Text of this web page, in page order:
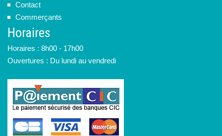
Contact
Commerçants
Horaires
Horaires : 8h00 - 17h00
Ouvertures : Du lundi au vendredi